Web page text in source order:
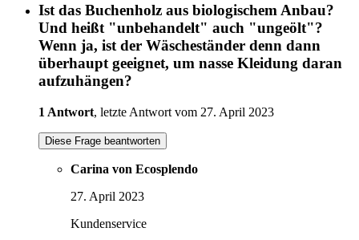
Ist das Buchenholz aus biologischem Anbau?
Und heißt "unbehandelt" auch "ungeölt"?
Wenn ja, ist der Wäscheständer denn dann
überhaupt geeignet, um nasse Kleidung daran
aufzuhängen?
1 Antwort, letzte Antwort vom 27. April 2023
Diese Frage beantworten
Carina von Ecosplendo
27. April 2023
Kundenservice